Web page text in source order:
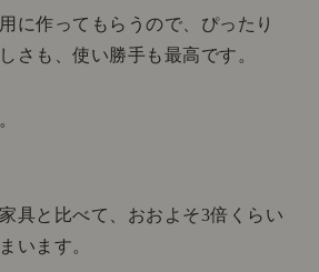
に作ってもらうので、ぴったり
さも、使い勝手も最高です。
具と比べて、おおよそ3倍くらい
います。